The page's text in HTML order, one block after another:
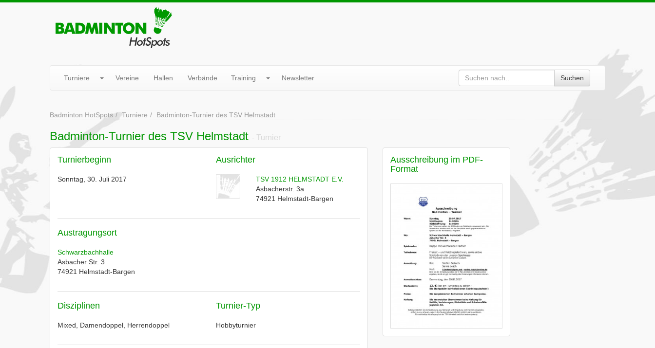
Turniere Vereine Hallen Verbände Training Newsletter Suchen
Badminton HotSpots Turniere Badminton-Turnier des TSV Helmstadt
Badminton-Turnier des TSV Helmstadt - Turnier
Turnierbeginn
Sonntag, 30. Juli 2017
Ausrichter
TSV 1912 HELMSTADT E.V.
Asbacherstr. 3a
74921 Helmstadt-Bargen
Austragungsort
Schwarzbachhalle
Asbacher Str. 3
74921 Helmstadt-Bargen
Disziplinen
Mixed, Damendoppel, Herrendoppel
Turnier-Typ
Hobbyturnier
Ausschreibung im PDF-
Format